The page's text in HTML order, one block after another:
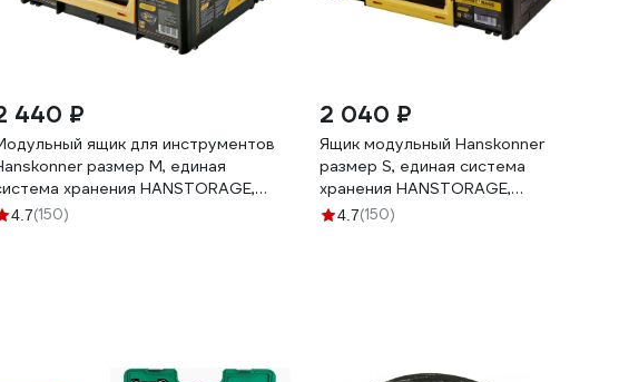
440 ₽
ящик для инструментов
размер M, единая
хранения HANSTORAGE,
мм HS155P
4.7(150)
2 040 ₽
Ящик модульный Hanskonner
размер S, единая система
хранения HANSTORAGE,
395.5x295.5x105мм HS105P
4.7(150)